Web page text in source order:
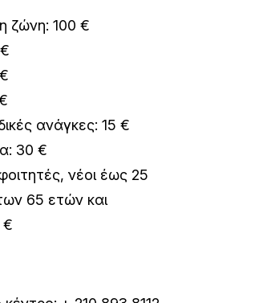
ζώνη: 100 €
ανάγκες: 15 €
30 €
νέοι έως 25
65 ετών και
€